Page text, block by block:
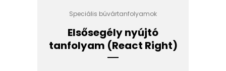
Speciális búvártanfolyamok
Elsősegély nyújtó
tanfolyam (React Right)